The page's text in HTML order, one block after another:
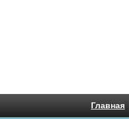
Главная